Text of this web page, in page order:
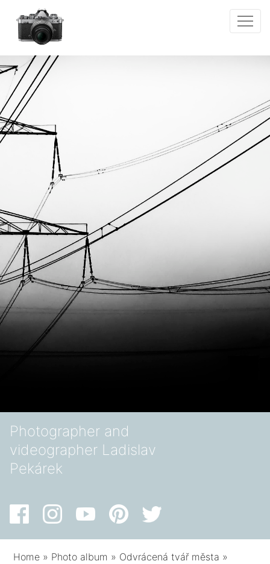
Photographer and
videographer Ladislav
Pekárek
Home » Photo album » Odvrácená tvář města »